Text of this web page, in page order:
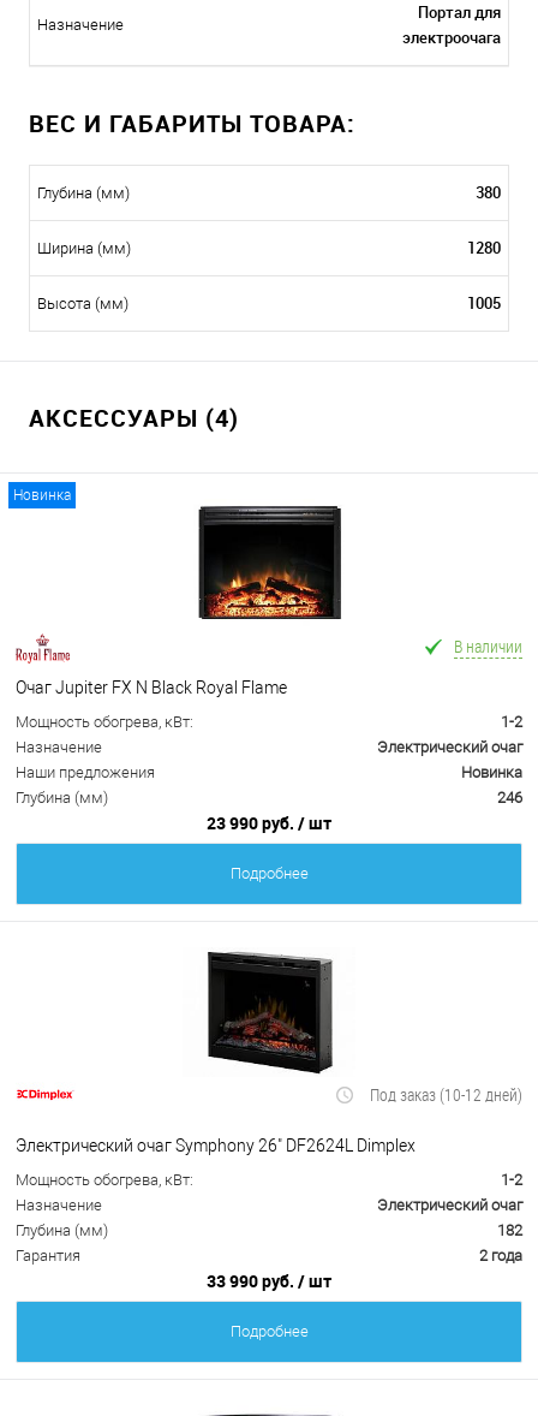
Назначение
Портал для
электроочага
ВЕС И ГАБАРИТЫ ТОВАРА:
Глубина (мм) 380
Ширина (мм) 1280
Высота (мм) 1005
АКСЕССУАРЫ (4)
Новинка
В наличии
Очаг Jupiter FX N Black Royal Flame
Мощность обогрева, кВт:
1-2
Назначение
Электрический очаг
Наши предложения
Новинка
Глубина (мм)
246
23 990 руб. / шт
Подробнее
Под заказ (10-12 дней)
Электрический очаг Symphony 26" DF2624L Dimplex
Мощность обогрева, кВт:
1-2
Назначение
Электрический очаг
Глубина (мм)
182
Гарантия
2 года
33 990 руб. / шт
Подробнее